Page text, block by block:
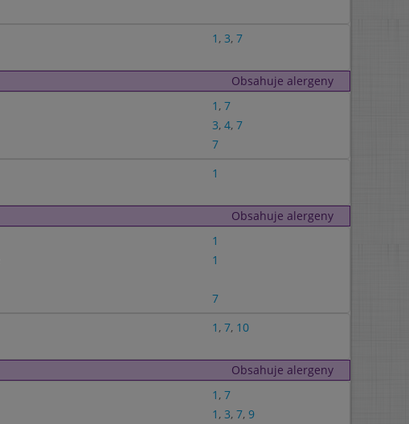
1 , 3, 7
Obsahuje alergeny
1 , 7
3, 4, 7
7
1
Obsahuje alergeny
1
1
7
1 , 7, 10
Obsahuje alergeny
1 , 7
1 , 3, 7, 9